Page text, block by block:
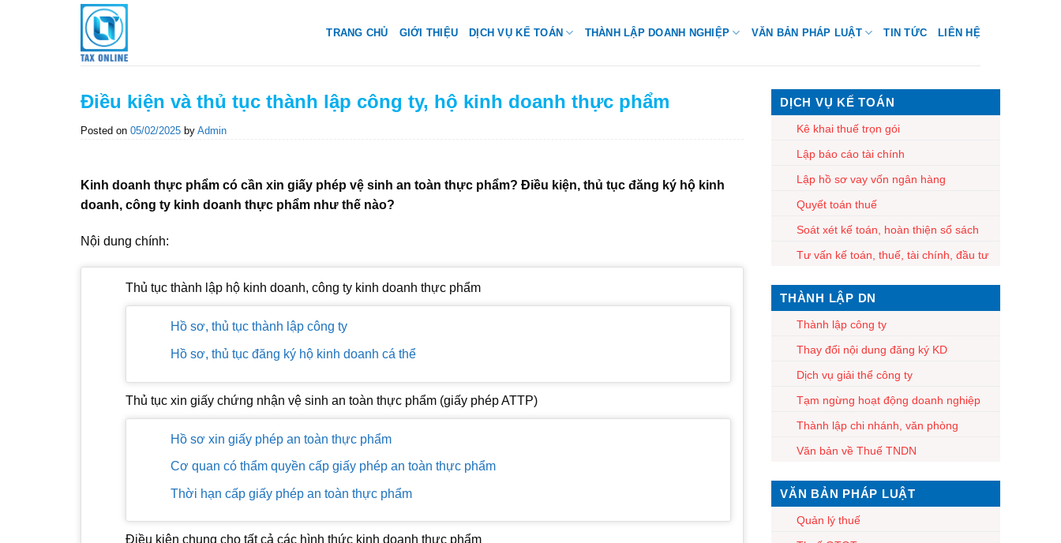
TRANG CHỦ GIỚI THIỆU DỊCH VỤ KẾ TOÁN THÀNH LẬP DOANH NGHIỆP VĂN BẢN PHÁP LUẬT TIN TỨC LIÊN HỆ
Điều kiện và thủ tục thành lập công ty, hộ kinh doanh thực phẩm
Posted on 05/02/2025 by Admin
Kinh doanh thực phẩm có cần xin giấy phép vệ sinh an toàn thực phẩm? Điều kiện, thủ tục đăng ký hộ kinh
doanh, công ty kinh doanh thực phẩm như thế nào?
Nội dung chính:
Thủ tục thành lập hộ kinh doanh, công ty kinh doanh thực phẩm
Hồ sơ, thủ tục thành lập công ty
Hồ sơ, thủ tục đăng ký hộ kinh doanh cá thể
Thủ tục xin giấy chứng nhận vệ sinh an toàn thực phẩm (giấy phép ATTP)
Hồ sơ xin giấy phép an toàn thực phẩm
Cơ quan có thẩm quyền cấp giấy phép an toàn thực phẩm
Thời hạn cấp giấy phép an toàn thực phẩm
Điều kiện chung cho tất cả các hình thức kinh doanh thực phẩm
DỊCH VỤ KẾ TOÁN
Kê khai thuế trọn gói
Lập báo cáo tài chính
Lập hồ sơ vay vốn ngân hàng
Quyết toán thuế
Soát xét kế toán, hoàn thiện sổ sách
Tư vấn kế toán, thuế, tài chính, đầu tư
THÀNH LẬP DN
Thành lập công ty
Thay đổi nội dung đăng ký KD
Dịch vụ giải thể công ty
Tạm ngừng hoạt động doanh nghiệp
Thành lập chi nhánh, văn phòng
Văn bản về Thuế TNDN
VĂN BẢN PHÁP LUẬT
Quản lý thuế